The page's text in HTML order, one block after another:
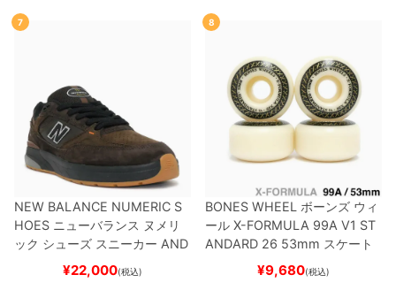
7
NEW BALANCE NUMERIC S
HOES ニューバランス ヌメリ
ック シューズ スニーカー AND
REW REYNOLDS 933
BROWN/BLACKスケート
¥22,000(税込)
8
BONES WHEEL ボーンズ ウィ
ール X-FORMULA 99A V1 ST
ANDARD 26 53mm スケート
ボード スケボー
¥9,680(税込)